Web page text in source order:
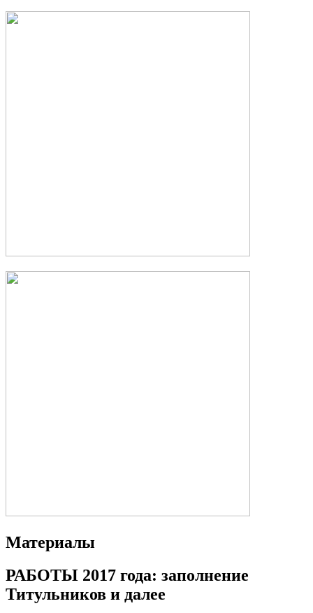
Материалы
РАБОТЫ 2017 года: заполнение
Титульников и далее